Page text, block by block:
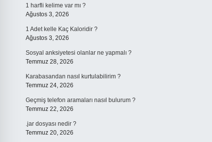
1 harfli kelime var mı ?
Ağustos 3, 2026
1 Adet kelle Kaç Kaloridir ?
Ağustos 3, 2026
Sosyal anksiyetesi olanlar ne yapmalı ?
Temmuz 28, 2026
Karabasandan nasıl kurtulabilirim ?
Temmuz 24, 2026
Geçmiş telefon aramaları nasıl bulurum ?
Temmuz 22, 2026
.jar dosyası nedir ?
Temmuz 20, 2026